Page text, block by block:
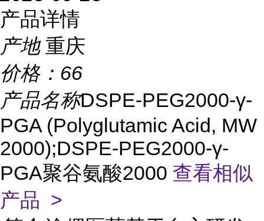
产品详情
产地 重庆
价格： 66
产品名称DSPE-PEG2000-γ-
PGA (Polyglutamic Acid, MW
2000);DSPE-PEG2000-γ-
PGA聚谷氨酸2000 查看相似
产品 >